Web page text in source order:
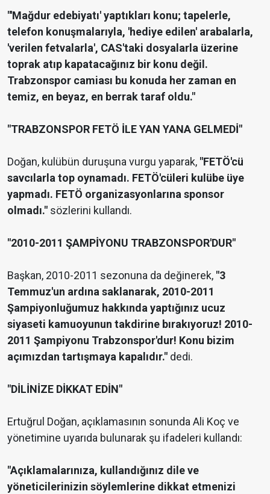
"'Mağdur edebiyatı' yaptıkları konu; tapelerle,
telefon konuşmalarıyla, 'hediye edilen' arabalarla,
'verilen fetvalarla', CAS'taki dosyalarla üzerine
toprak atıp kapatacağınız bir konu değil.
Trabzonspor camiası bu konuda her zaman en
temiz, en beyaz, en berrak taraf oldu."
"TRABZONSPOR FETÖ İLE YAN YANA GELMEDİ"
Doğan, kulübün duruşuna vurgu yaparak, "FETÖ'cü
savcılarla top oynamadı. FETÖ'cüleri kulübe üye
yapmadı. FETÖ organizasyonlarına sponsor
olmadı." sözlerini kullandı.
"2010-2011 ŞAMPİYONU TRABZONSPOR'DUR"
Başkan, 2010-2011 sezonuna da değinerek, "3
Temmuz'un ardına saklanarak, 2010-2011
Şampiyonluğumuz hakkında yaptığınız ucuz
siyaseti kamuoyunun takdirine bırakıyoruz! 2010-
2011 Şampiyonu Trabzonspor'dur! Konu bizim
açımızdan tartışmaya kapalıdır." dedi.
"DİLİNİZE DİKKAT EDİN"
Ertuğrul Doğan, açıklamasının sonunda Ali Koç ve
yönetimine uyarıda bulunarak şu ifadeleri kullandı:
"Açıklamalarınıza, kullandığınız dile ve
yöneticilerinizin söylemlerine dikkat etmenizi